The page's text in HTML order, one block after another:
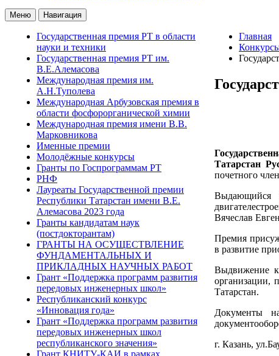
Меню Навигация
Государственная премия РТ в области
науки и техники
Государственная премия РТ им.
В.Е.Алемасова
Международная премия им.
А.Н.Туполева
Международная Арбузовская премия в
области фосфорорганической химии
Международная премия имени В.В.
Марковникова
Именные премии
Молодёжные конкурсы
Гранты по Госпрограммам РТ
РНФ
Лауреаты Государственной премии
Республики Татарстан имени В.Е.
Алемасова 2023 года
Гранты кандидатам наук
(постдокторантам)
ГРАНТЫ НА ОСУЩЕСТВЛЕНИЕ
ФУНДАМЕНТАЛЬНЫХ И
ПРИКЛАДНЫХ НАУЧНЫХ РАБОТ
Грант «Поддержка программ развития
передовых инженерных школ»
Республиканский конкурс
«Инновация года»
Грант «Поддержка программ развития
передовых инженерных школ
республиканского значения»
Грант КНИТУ-КАИ в рамках
Главная
Татарстан
почетного
Выдающийся
Вячеслав
Премия
в развитие
Выдвижение
организации,
Татарстан.
Документы
г. Казань,